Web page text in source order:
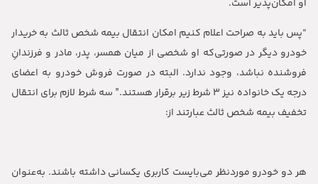
او امکان‌پذیر است.
“پس باید به صراحت اعلام کنیم امکان انتقال بیمه شخص ثالث به خریدار
خودرو دیگر در صورتی‌که او شخصی از میان همسر، پدر، مادر و فرزندانِ
فروشنده نباشد، وجود ندارد. البته در صورت فروش خودرو به اعضای
درجه یک خانواده نیز ۳ شرط زیر برقرار هستند.” سه شرط لازم برای انتقال
تخفیف بیمه شخص ثالث عبارتند از:
هر دو خودرو موردنظر می‌بایست کاربری یکسانی داشته باشند. به‌عنوان